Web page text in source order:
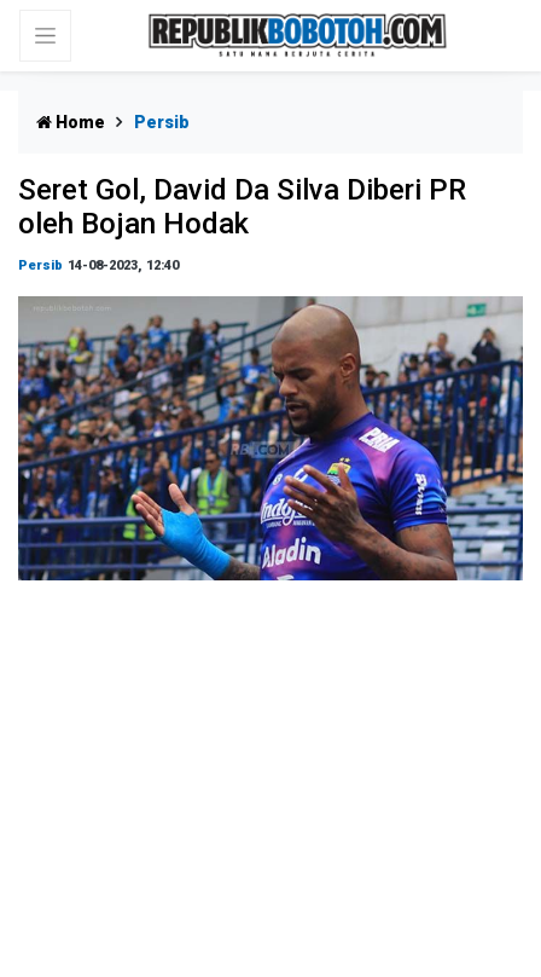
Home Persib
Seret Gol, David Da Silva Diberi PR
oleh Bojan Hodak
Persib 14-08-2023, 12:40